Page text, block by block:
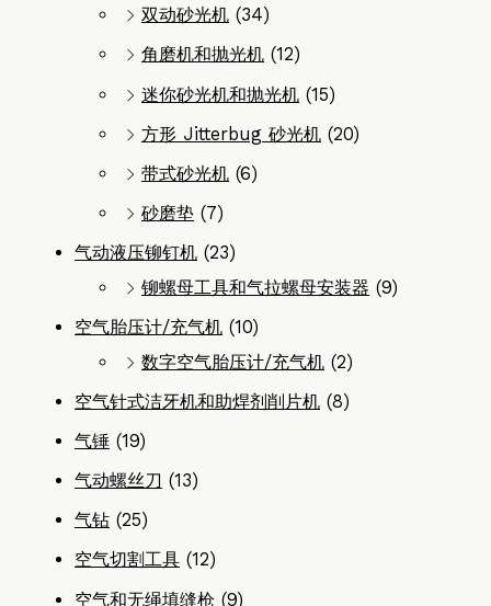
双动砂光机 (34)
角磨机和抛光机 (12)
迷你砂光机和抛光机 (15)
方形 Jitterbug 砂光机 (20)
带式砂光机 (6)
砂磨垫 (7)
气动液压铆钉机 (23)
铆螺母工具和气拉螺母安装器 (9)
空气胎压计/充气机 (10)
数字空气胎压计/充气机 (2)
空气针式洁牙机和助焊剂削片机 (8)
气锤 (19)
气动螺丝刀 (13)
气钻 (25)
空气切割工具 (12)
空气和无绳填缝枪 (9)